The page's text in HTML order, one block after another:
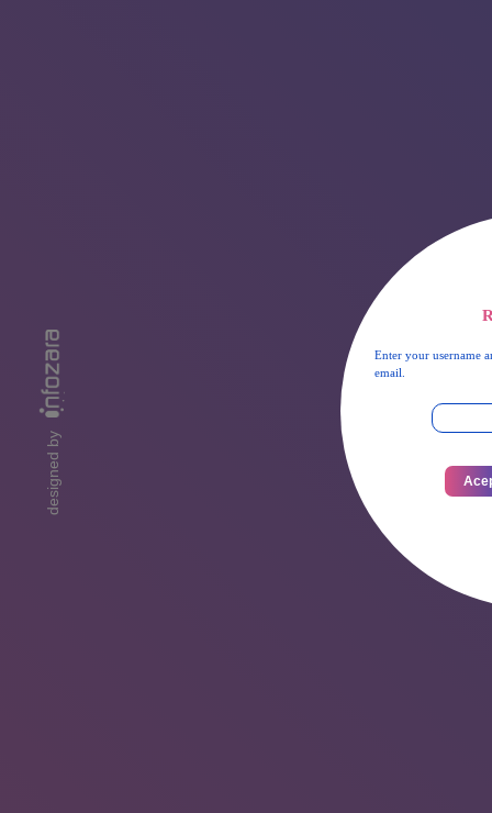
designed by
Enter your username
email.